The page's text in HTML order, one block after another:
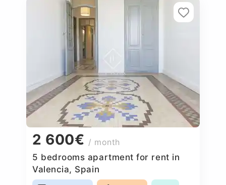
2 600€ / month
5 bedrooms apartment for rent in
Valencia, Spain